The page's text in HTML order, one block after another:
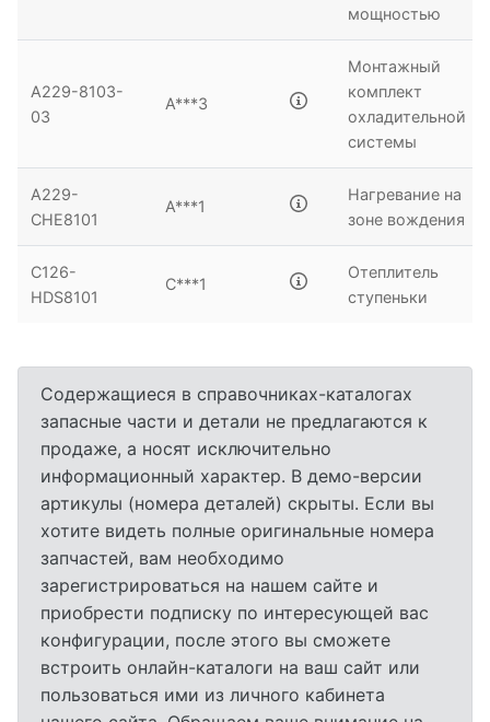
мощностью
A229-8103-
03
A***3
Монтажный
комплект
охладительной
системы
A229-
CHE8101
A***1
Нагревание на
зоне вождения
C126-
HDS8101
C***1
Отеплитель
ступеньки
Содержащиеся в справочниках-каталогах
запасные части и детали не предлагаются к
продаже, а носят исключительно
информационный характер. В демо-версии
артикулы (номера деталей) скрыты. Если вы
хотите видеть полные оригинальные номера
запчастей, вам необходимо
зарегистрироваться на нашем сайте и
приобрести подписку по интересующей вас
конфигурации, после этого вы сможете
встроить онлайн-каталоги на ваш сайт или
пользоваться ими из личного кабинета